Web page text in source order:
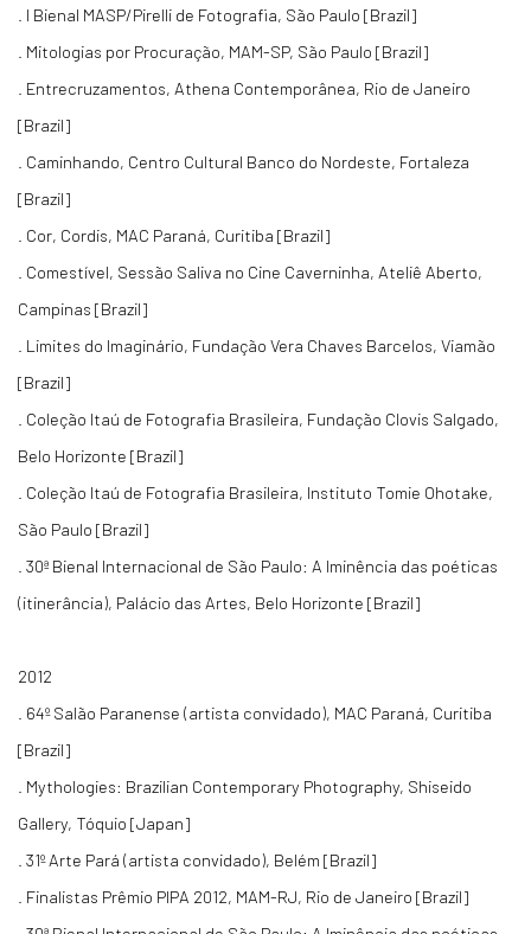
. I Bienal MASP/Pirelli de Fotografia, São Paulo [Brazil]
. Mitologias por Procuração, MAM-SP, São Paulo [Brazil]
. Entrecruzamentos, Athena Contemporânea, Rio de Janeiro
[Brazil]
. Caminhando, Centro Cultural Banco do Nordeste, Fortaleza
[Brazil]
. Cor, Cordis, MAC Paraná, Curitiba [Brazil]
. Comestível, Sessão Saliva no Cine Caverninha, Ateliê Aberto,
Campinas [Brazil]
. Limites do Imaginário, Fundação Vera Chaves Barcelos, Viamão
[Brazil]
. Coleção Itaú de Fotografia Brasileira, Fundação Clovis Salgado,
Belo Horizonte [Brazil]
. Coleção Itaú de Fotografia Brasileira, Instituto Tomie Ohotake,
São Paulo [Brazil]
. 30ª Bienal Internacional de São Paulo: A Iminência das poéticas
(itinerância), Palácio das Artes, Belo Horizonte [Brazil]
2012
. 64º Salão Paranense (artista convidado), MAC Paraná, Curitiba
[Brazil]
. Mythologies: Brazilian Contemporary Photography, Shiseido
Gallery, Tóquio [Japan]
. 31º Arte Pará (artista convidado), Belém [Brazil]
. Finalistas Prêmio PIPA 2012, MAM-RJ, Rio de Janeiro [Brazil]